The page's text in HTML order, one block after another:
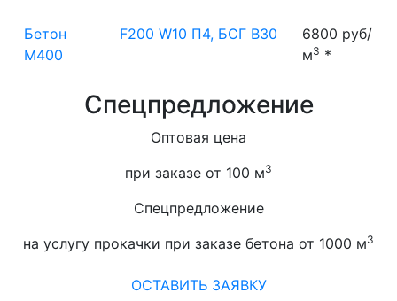
Бетон
М400
F200 W10 П4, БСГ В30
6800 руб/
м3 *
Спецпредложение
Оптовая цена
при заказе от 100 м3
Спецпредложение
на услугу прокачки при заказе бетона от 1000 м3
ОСТАВИТЬ ЗАЯВКУ